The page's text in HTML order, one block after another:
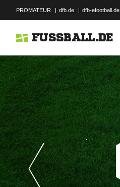
PROMATEUR | dfb.de | dfb-efootball.de
FUSSBALL.DE